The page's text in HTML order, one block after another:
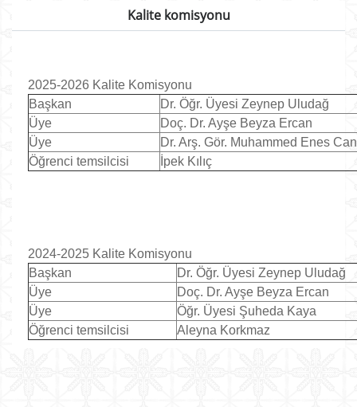
Kalite komisyonu
2025-2026 Kalite Komisyonu
Başkan
Dr. Öğr. Üyesi Zeynep Uludağ
Üye
Doç. Dr. Ayşe Beyza Ercan
Üye
Dr. Arş. Gör. Muhammed Enes
Öğrenci temsilcisi
İpek Kılıç
2024-2025 Kalite Komisyonu
Başkan
Dr. Öğr. Üyesi Zeynep Uludağ
Üye
Doç. Dr. Ayşe Beyza Ercan
Üye
Öğr. Üyesi Şuheda Kaya
Öğrenci temsilcisi
Aleyna Korkmaz